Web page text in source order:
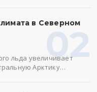
02
в Северном
льда увеличивает
Арктику…